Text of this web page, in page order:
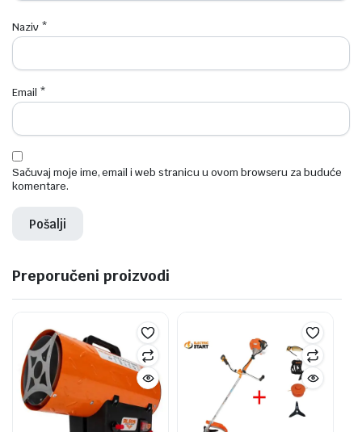
Naziv *
Email *
Sačuvaj moje ime, email i web stranicu u ovom browseru za buduće
komentare.
Preporučeni proizvodi